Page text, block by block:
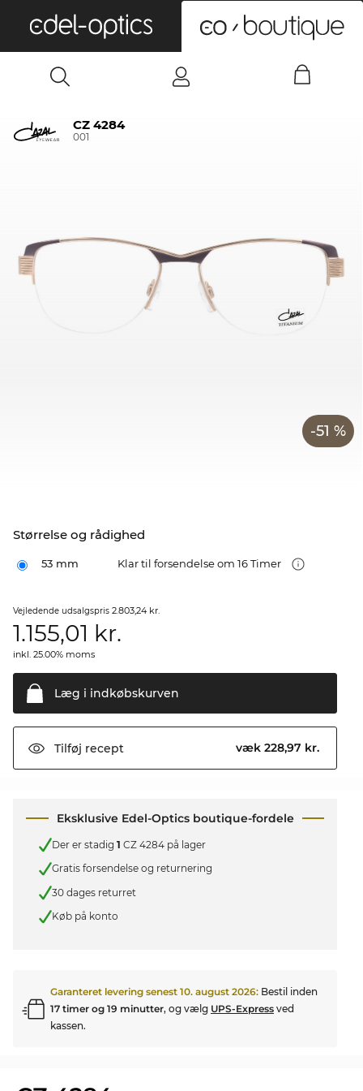
CZ 4284
001
-51 %
Størrelse og rådighed
53 mm Klar til forsendelse om 16 Timer
Vejledende udsalgspris 2.803,24 kr.
1.155,01 kr.
inkl. 25.00% moms
Læg i indkøbskurven
Tilføj recept væk 228,97 kr.
Eksklusive Edel-Optics boutique-fordele
Der er stadig 1 CZ 4284 på lager
Gratis forsendelse og returnering
30 dages returret
Køb på konto
Garanteret levering senest 10. august 2026: Bestil inden
17 timer og 19 minutter, og vælg UPS-Express ved
kassen.